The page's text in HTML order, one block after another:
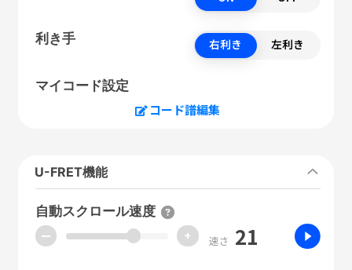
利き手 右利き 左利き
マイコード設定
コード譜編集
U-FRET機能
自動スクロール速度
ー + 速さ 21